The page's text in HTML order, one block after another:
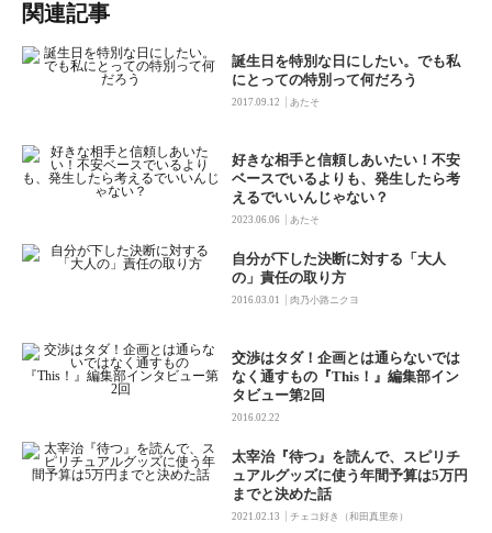
関連記事
誕生日を特別な日にしたい。でも私
にとっての特別って何だろう
2017.09.12 | あたそ
好きな相手と信頼しあいたい！不安
ベースでいるよりも、発生したら考
えるでいいんじゃない？
2023.06.06 | あたそ
自分が下した決断に対する「大人
の」責任の取り方
2016.03.01 |肉乃小路ニクヨ
交渉はタダ！企画とは通らないでは
なく通すもの『This！』編集部イン
タビュー第2回
2016.02.22
太宰治『待つ』を読んで、スピリチ
ュアルグッズに使う年間予算は5万円
までと決めた話
2021.02.13 |チェコ好き（和田真里奈）